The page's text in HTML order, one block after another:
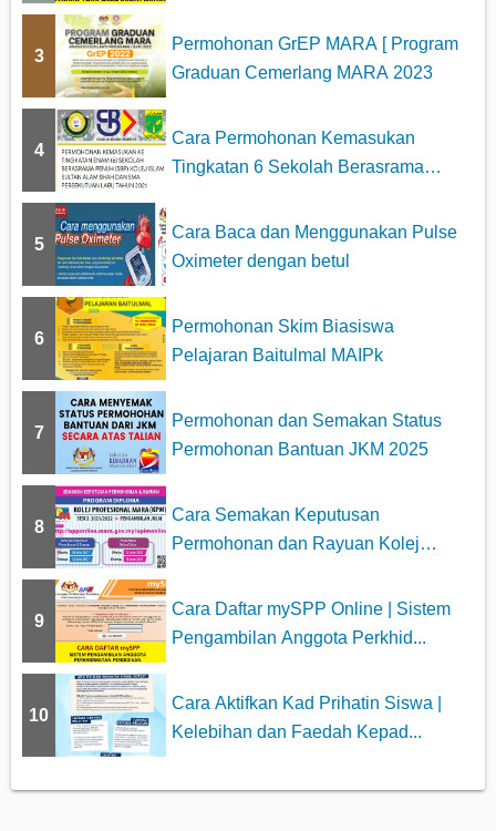
3
Permohonan GrEP MARA [ Program
Graduan Cemerlang MARA 2023
4
Cara Permohonan Kemasukan
Tingkatan 6 Sekolah Berasrama
5
Cara Baca dan Menggunakan Pulse
Oximeter dengan betul
6
Permohonan Skim Biasiswa
Pelajaran Baitulmal MAIPk
7
Permohonan dan Semakan Status
Permohonan Bantuan JKM 2025
8
Cara Semakan Keputusan
Permohonan dan Rayuan Kolej
9
Cara Daftar mySPP Online | Sistem
Pengambilan Anggota Perkhid...
10
Cara Aktifkan Kad Prihatin Siswa |
Kelebihan dan Faedah Kepad...